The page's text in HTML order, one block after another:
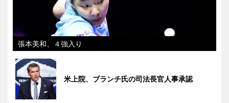
張本美和、４強入り
米上院、ブランチ氏の司法長官人事承認